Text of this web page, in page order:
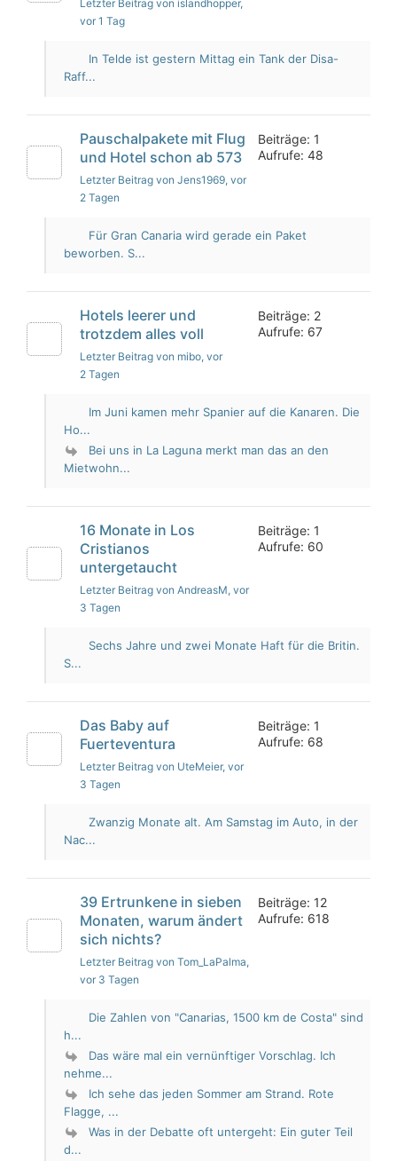
Letzter Beitrag von islandhopper,
vor 1 Tag
In Telde ist gestern Mittag ein Tank der Disa-
Raff...
Pauschalpakete mit Flug
und Hotel schon ab 573
Letzter Beitrag von Jens1969, vor
2 Tagen
Beiträge: 1
Aufrufe: 48
Für Gran Canaria wird gerade ein Paket
beworben. S...
Hotels leerer und
trotzdem alles voll
Letzter Beitrag von mibo, vor
2 Tagen
Beiträge: 2
Aufrufe: 67
Im Juni kamen mehr Spanier auf die Kanaren. Die
Ho...
Bei uns in La Laguna merkt man das an den
Mietwohn...
16 Monate in Los
Cristianos
untergetaucht
Letzter Beitrag von AndreasM, vor
3 Tagen
Beiträge: 1
Aufrufe: 60
Sechs Jahre und zwei Monate Haft für die Britin.
S...
Das Baby auf
Fuerteventura
Letzter Beitrag von UteMeier, vor
3 Tagen
Beiträge: 1
Aufrufe: 68
Zwanzig Monate alt. Am Samstag im Auto, in der
Nac...
39 Ertrunkene in sieben
Monaten, warum ändert
sich nichts?
Letzter Beitrag von Tom_LaPalma,
vor 3 Tagen
Beiträge: 12
Aufrufe: 618
Die Zahlen von "Canarias, 1500 km de Costa" sind
h...
Das wäre mal ein vernünftiger Vorschlag. Ich
nehme...
Ich sehe das jeden Sommer am Strand. Rote
Flagge, ...
Was in der Debatte oft untergeht: Ein guter Teil
d...